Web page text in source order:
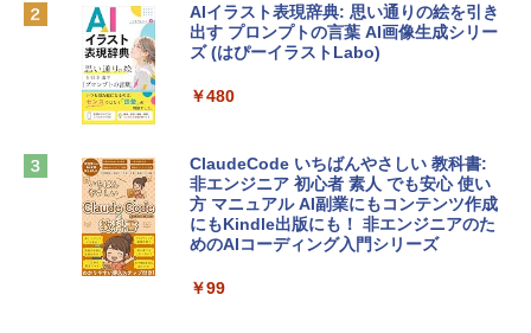
￥137,800
tomtoc 360°保護 15.6 16インチ パソコ
￥2,952
Apple 2026 MacBook Air M5チップ搭載
igence、13.6インチLiquid Retinaディ
Microsoft Office Home & Business 202
4(最新 永続版)|オンラインコード版|Wind
Robloxギフトカード - 2,000 Robux 【限
定バーチャルアイテムを含む】 【オンラ
インゲームコード】 ロブロックス | オン
ラインコード版
￥3,200
AIイラスト表現辞典: 思い通りの絵を引き
出す プロンプトの言葉 AI画像生成シリー
ズ (はぴーイラストLabo)
￥480
ClaudeCode いちばんやさしい 教科書:
非エンジニア 初心者 素人 でも安心 使い
方 マニュアル AI副業にもコンテンツ作成
にもKindle出版にも！ 非エンジニアのた
めのAIコーディング入門シリーズ
￥99